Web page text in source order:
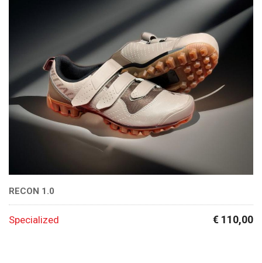
RECON 1.0
Specialized € 110,00